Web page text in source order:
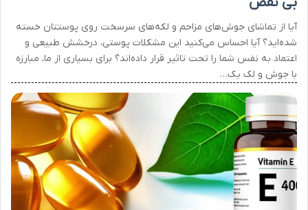
آیا از تماشای جوش‌های مزاحم و لکه‌های سرسخت روی پوستتان خسته
شده‌اید؟ آیا احساس می‌کنید این مشکلات پوستی، درخشش طبیعی و
اعتماد به نفس شما را تحت تاثیر قرار داده‌اند؟ برای بسیاری از ما، مبارزه
با جوش و لک یک…